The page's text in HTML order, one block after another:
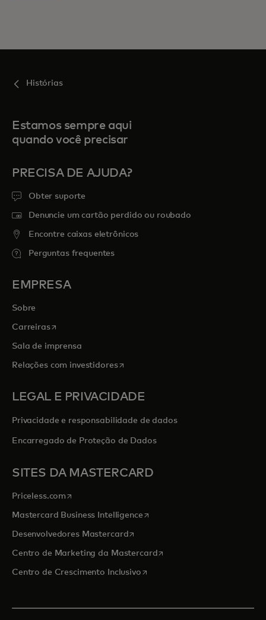
Histórias
Estamos sempre aqui
quando você precisar
PRECISA DE AJUDA?
Obter suporte
Denuncie um cartão perdido ou roubado
Encontre caixas eletrônicos
Perguntas frequentes
EMPRESA
Sobre
Carreirasabre em uma nova guia
Sala de imprensa
Relações com investidoresabre em uma nova guia
LEGAL E PRIVACIDADE
Privacidade e responsabilidade de dados
Encarregado de Proteção de Dados
SITES DA MASTERCARD
Priceless.com abre em uma nova guia
Mastercard Business Intelligenceabre em uma nova guia
Desenvolvedores Mastercardabre em uma nova guia
Centro de Marketing da Mastercardabre em uma nova guia
Centro de Crescimento Inclusivoabre em uma nova guia